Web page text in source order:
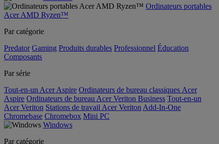
Ordinateurs portables
Acer AMD Ryzen™
Par catégorie
Predator Gaming Produits durables Professionnel Éducation
Composants
Par série
Tout-en-un Acer Aspire Ordinateurs de bureau classiques Acer
Aspire Ordinateurs de bureau Acer Veriton Business Tout-en-un
Acer Veriton Stations de travail Acer Veriton Add-In-One
Chromebase Chromebox Mini PC
Windows
Par catégorie